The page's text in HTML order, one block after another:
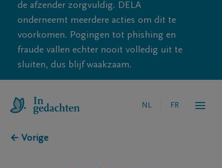
de afzender zorgvuldig. DELA
onderneemt meerdere acties om dit te
voorkomen. Pogingen tot phishing en
fraude vallen echter nooit volledig uit te
sluiten, dus blijf waakzaam.
NL FR
← Vorige